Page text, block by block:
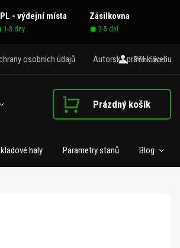
- výdejní místa Zásilkovna
1-3 dny 2-5 dní
osobních údajů Autorská práva k webu
Přihlášení
Nákupní košíkPrázdný košík
haly Parametry stanů Blog